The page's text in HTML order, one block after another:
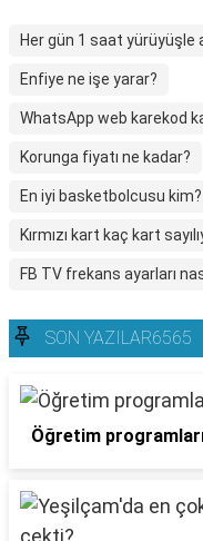
Her gün 1 saat yürüyüşle
Enfiye ne işe yarar?
WhatsApp web karekod
Korunga fiyatı ne kadar?
En iyi basketbolcusu kim?
Kırmızı kart kaç kart
FB TV frekans ayarları
SON YAZILAR6565
Öğretim